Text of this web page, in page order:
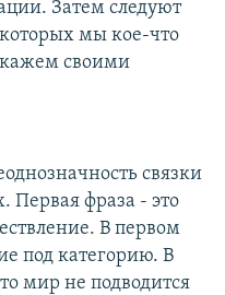
Затем следуют
мы кое-что
своими
связки
Первая фраза - это
В первом
под категорию. В
мир не подводится